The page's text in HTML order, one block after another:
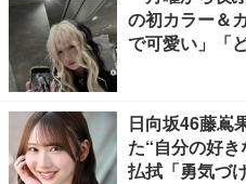
の初カラー＆
で可愛い」「
日向坂46藤嶌
た“自分の好
払拭「勇気づ